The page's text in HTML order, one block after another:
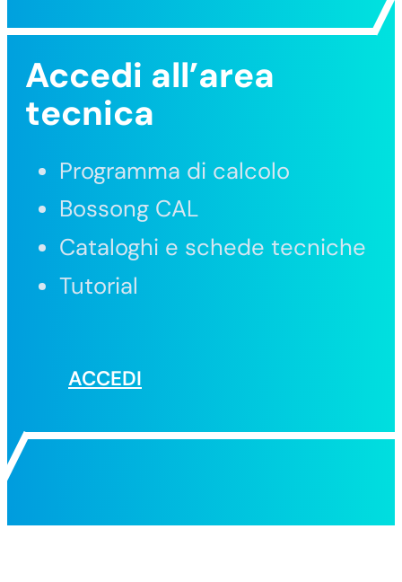
Accedi all’area
tecnica
Programma di calcolo
Bossong CAL
Cataloghi e schede tecniche
Tutorial
ACCEDI